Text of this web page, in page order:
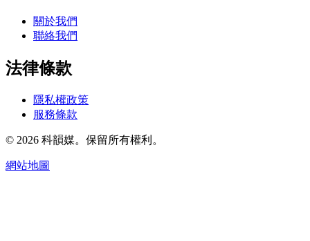
關於我們
聯絡我們
法律條款
隱私權政策
服務條款
© 2026 科韻媒。保留所有權利。
網站地圖